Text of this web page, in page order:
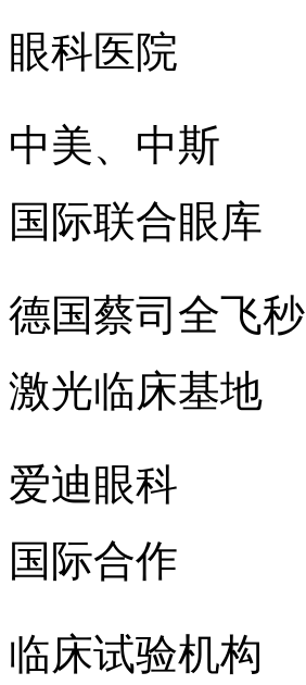
眼科医院
中美、中斯
国际联合眼库
德国蔡司全飞秒
激光临床基地
爱迪眼科
国际合作
临床试验机构